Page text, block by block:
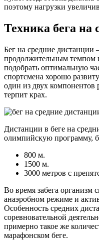
поэтому нагрузки
Техника бега на
Бег на средние дистанции
продолжительным темпом
подобрать оптимальную
спортсмена хорошо
один из двух компонентов
терпит крах.
Дистанции в беге на
олимпийскую программу,
800 м.
1500 м.
3000 метров с
Во время забега организм
анаэробном режиме и
Особенность средних
соревновательной
примерно такое же
марафонском беге.